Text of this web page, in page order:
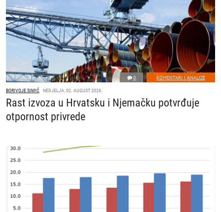
0 KOMENTARI I ANALIZE
BORIVOJE SIMIĆ NEDJELJA, 02. AUGUST 2026.
Rast izvoza u Hrvatsku i Njemačku potvrđuje
otpornost privrede